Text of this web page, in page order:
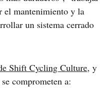
el mantenimiento y la
un sistema cerrado
Shift Cycling Culture, y
comprometen a: